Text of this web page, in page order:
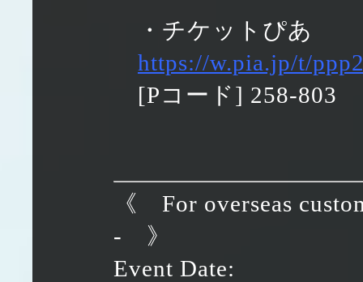
・チケットぴあ
https://w.pia.jp/t/
[Pコード] 258-803
《 For overseas
- 》
Event Date: